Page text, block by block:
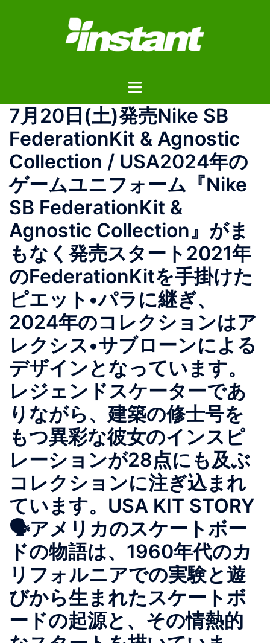
ス
ト
ル
メ
ニ
ュ
7月20日(土)発売Nike SB
FederationKit & Agnostic
Collection / USA2024年の
ゲームユニフォーム『Nike
SB FederationKit &
Agnostic Collection』がま
もなく発売スタート︎2021年
のFederationKitを手掛けた
ピエット•パラに継ぎ、
2024年のコレクションはア
レクシス•サブローンによる
デザインとなっています。
レジェンドスケーターであ
りながら、建築の修士号を
もつ異彩な彼女のインスピ
レーションが28点にも及ぶ
コレクションに注ぎ込まれ
ています。USA KIT STORY
🗣️アメリカのスケートボー
ドの物語は、1960年代のカ
リフォルニアでの実験と遊
びから生まれたスケートボ
ードの起源と、その情熱的